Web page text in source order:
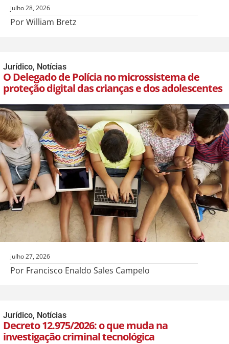
julho 28, 2026
Por William Bretz
Jurídico, Notícias
O Delegado de Polícia no microssistema de
proteção digital das crianças e dos adolescentes
julho 27, 2026
Por Francisco Enaldo Sales Campelo
Jurídico, Notícias
Decreto 12.975/2026: o que muda na
investigação criminal tecnológica